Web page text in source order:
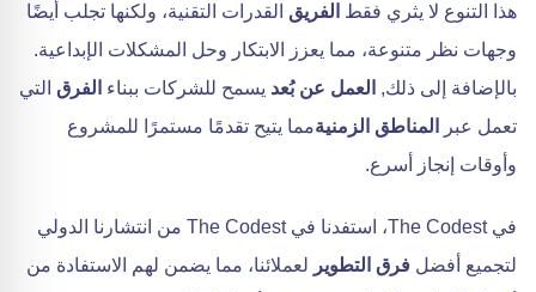
هذا التنوع لا يثري فقط الفريق القدرات التقنية، ولكنها تجلب أيضًا
وجهات نظر متنوعة، مما يعزز الابتكار وحل المشكلات الإبداعية.
بالإضافة إلى ذلك, العمل عن بُعد يسمح للشركات ببناء الفرق التي
تعمل عبر
المناطق الزمنيةمما يتيح تقدمًا مستمرًا للمشروع
وأوقات إنجاز أسرع.
في The Codest، استفدنا في The Codest من انتشارنا الدولي
لتجميع أفضل فرق التطوير لعملائنا، مما يضمن لهم الاستفادة من